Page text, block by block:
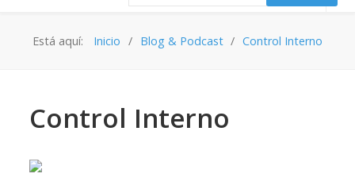
Está aquí: Inicio Blog & Podcast Control Interno
Control Interno